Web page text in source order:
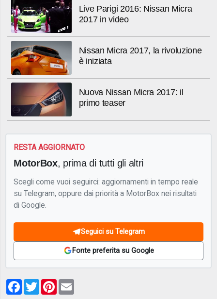
Live Parigi 2016: Nissan Micra
2017 in video
Nissan Micra 2017, la rivoluzione
è iniziata
Nuova Nissan Micra 2017: il
primo teaser
RESTA AGGIORNATO
MotorBox, prima di tutti gli altri
Scegli come vuoi seguirci: aggiornamenti in tempo reale
su Telegram, oppure dai priorità a MotorBox nei risultati
di Google.
Seguici su Telegram
Fonte preferita su Google
Facebook
TwitterPinterest